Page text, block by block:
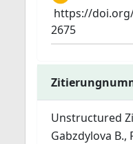
https://doi.org/
2675
Unstructured
Gabzdylova B.,